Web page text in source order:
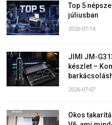
Top 5
júliusban
2026-07-14
JIMI JM-
készlet –
2026-07-07
Okos